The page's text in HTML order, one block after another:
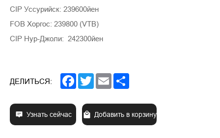
CIP Уссурийск: 239600йен
FOB Хоргос: 239800 (VTB)
CIP Нур-Джоли: 242300йен
ДЕЛИТЬСЯ: Facebook
TwitterEmail
Узнать сейчас Добавить в корзину